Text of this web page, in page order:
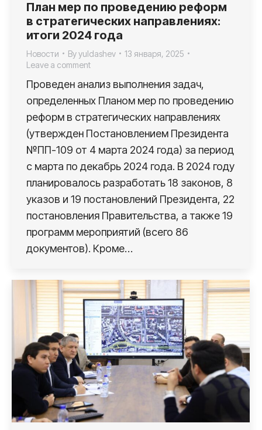
План мер по проведению реформ
в стратегических направлениях:
итоги 2024 года
Новости Byyuldashev
13 января, 2025
Leave a comment
Проведен анализ выполнения задач,
определенных Планом мер по проведению
реформ в стратегических направлениях
(утвержден Постановлением Президента
№ПП-109 от 4 марта 2024 года) за период
с марта по декабрь 2024 года. В 2024 году
планировалось разработать 18 законов, 8
указов и 19 постановлений Президента, 22
постановления Правительства, а также 19
программ мероприятий (всего 86
документов). Кроме…